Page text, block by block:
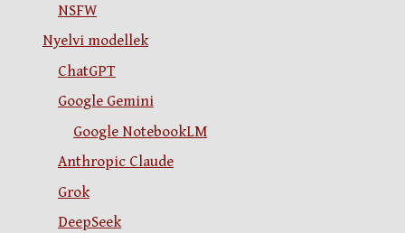
NSFW
Nyelvi modellek
ChatGPT
Google Gemini
Google NotebookLM
Anthropic Claude
Grok
DeepSeek